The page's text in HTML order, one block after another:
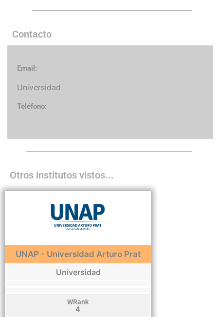
Contacto
Email:
Universidad
Teléfono:
Otros institutos vistos...
UNAP - Universidad Arturo Prat
Universidad
WRank
4